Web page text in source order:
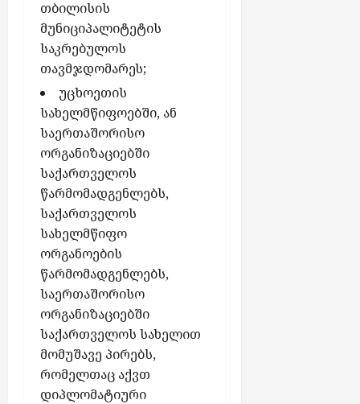
თბილისის
მუნიციპალიტეტის
საკრებულოს
თავმჯდომარეს;
უცხოეთის
სახელმწიფოებში, ან
საერთაშორისო
ორგანიზაციებში
საქართველოს
წარმომადგენლებს,
საქართველოს
სახელმწიფო
ორგანოების
წარმომადგენლებს,
საერთაშორისო
ორგანიზაციებში
საქართველოს სახელით
მომუშავე პირებს,
რომელთაც აქვთ
დიპლომატიური